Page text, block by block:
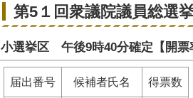
第5１回衆議院議員総選
小選挙区 午後9時40分確定【開票
届出番号 候補者氏名 得票数